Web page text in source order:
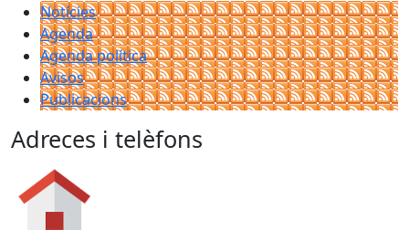
Notícies
Agenda
Agenda política
Avisos
Publicacions
Adreces i telèfons